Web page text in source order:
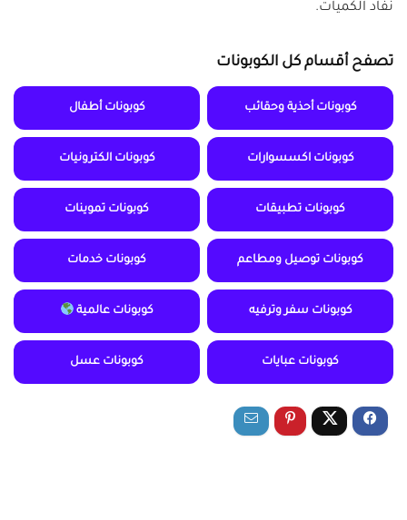
نفاد الكميات.
تصفح أقسام كل الكوبونات
كوبونات أحذية وحقائب كوبونات أطفال
كوبونات اكسسوارات كوبونات الكترونيات
كوبونات تطبيقات كوبونات تموينات
كوبونات توصيل ومطاعم كوبونات خدمات
كوبونات سفر وترفيه كوبونات عالمية
كوبونات عبايات كوبونات عسل